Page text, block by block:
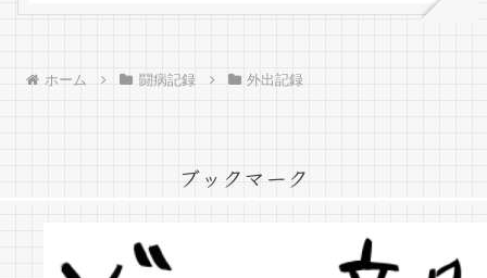
ホーム 闘病記録 外出記録
ブックマーク